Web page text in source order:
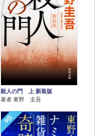
殺人の門 上 新装版
著者 東野 圭吾
5位